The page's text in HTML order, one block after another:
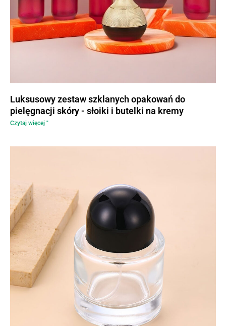
Luksusowy zestaw szklanych opakowań do
pielęgnacji skóry - słoiki i butelki na kremy
Czytaj więcej "